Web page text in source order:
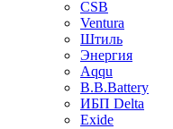
CSB
Ventura
Штиль
Энергия
Aqqu
B.B.Bаttery
ИБП Delta
Exide